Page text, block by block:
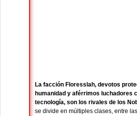
La facción Floresslah, devotos
humanidad y aférrimos luchadores
tecnología, son los rivales de los
se divide en múltiples clases, entre